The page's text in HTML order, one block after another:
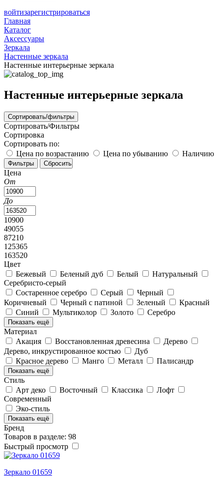
войтизарегистрироваться
Главная
Каталог
Аксессуары
Зеркала
Настенные зеркала
Настенные интерьерные зеркала
Настенные интерьерные зеркала
Сортировать/фильтры
Сортировать/Фильтры
Сортировка
Сортировать по:
Цена по возрастанию
Цена по убыванию Наличию
Цена
От
До
10900
49055
87210
125365
163520
Цвет
Бежевый
Беленый дуб Белый
Натуральный
Серебристо-серый
Состаренное серебро
Серый
Черный
Коричневый
Черный с патиной Зеленый
Красный
Синий
Мультиколор Золото Серебро
Показать ещё
Материал
Акация
Восстановленная древесина
Дерево
Дерево, инкрустированное костью
Дуб
Красное дерево
Манго Металл Палисандр
Показать ещё
Стиль
Арт деко
Восточный Классика
Лофт
Современный
Эко-стиль
Показать ещё
Бренд
Товаров в разделе: 98
Быстрый просмотр
Зеркало 01659